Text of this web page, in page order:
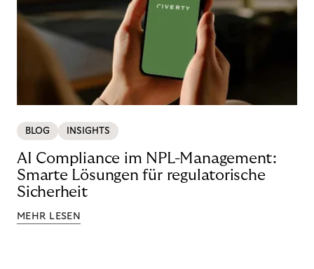
BLOG INSIGHTS
AI Compliance im NPL-Management:
Smarte Lösungen für regulatorische
Sicherheit
MEHR LESEN